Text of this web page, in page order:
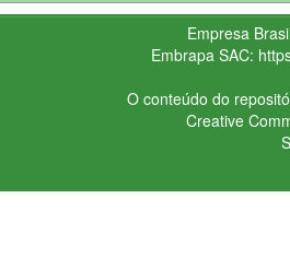
Empresa
Embrapa SAC:
O conteúdo do
Creative